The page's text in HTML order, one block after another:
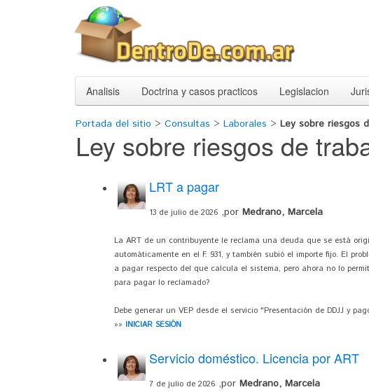
Analisis Doctrina y casos practicos Legislacion
Portada del sitio > Consultas > Laborales > Ley sobre riesgos
Ley sobre riesgos de
LRT a pagar
13 de julio de 2026 ,por Medrano, Marcela
La ART de un contribuyente le reclama una deuda que se está
automáticamente en el F. 931, y también subió el importe fijo. El
a pagar respecto del que calcula el sistema, pero ahora no lo
para pagar lo reclamado?
Debe generar un VEP desde el servicio "Presentación de DDJJ y
»» INICIAR SESIÓN
Servicio doméstico. Licencia por ART
7 de julio de 2026 ,por Medrano, Marcela